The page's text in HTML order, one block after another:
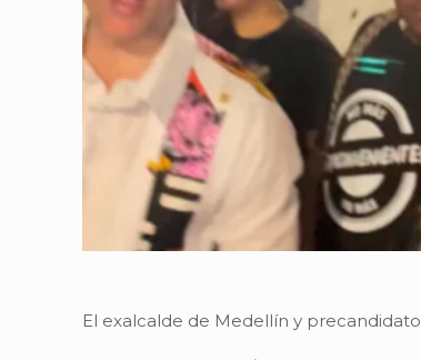
El exalcalde de Medellín y